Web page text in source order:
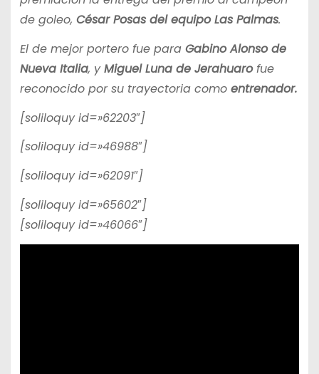
de goleo, César Posas del equipo Las Palmas.
El de mejor portero fue para Gabino Alonso de
Nueva Italia, yMiguel Luna de Jerahuarofue
reconocido por su trayectoria comoentrenador.
[soliloquy id=»62203″]
[soliloquy id=»46988″]
[soliloquy id=»62091″]
[soliloquy id=»65602″]
[soliloquy id=»46066″]